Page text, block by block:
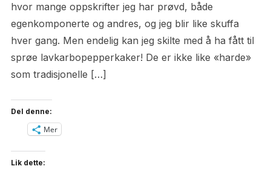
hvor mange oppskrifter jeg har prøvd, både
egenkomponerte og andres, og jeg blir like skuffa
hver gang. Men endelig kan jeg skilte med å ha fått til
sprøe lavkarbopepperkaker! De er ikke like «harde»
som tradisjonelle […]
Del denne:
Mer
Lik dette: